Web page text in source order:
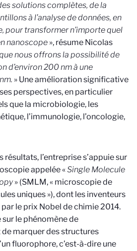
solutions complètes, de la
à l’analyse de données, en
pour transformer n’importe quel
nanoscope », résume Nicolas
nous offrons la possibilité de
d’environ 200 nm à une
» Une amélioration significative
perspectives, en particulier
que la microbiologie, les
l’immunologie, l’oncologie,
résultats, l’entreprise s’appuie sur
appelée «Single Molecule
» (SMLM, « microscopie de
uniques »), dont les inventeurs
le prix Nobel de chimie 2014.
sur le phénomène de
de marquer des structures
fluorophore, c’est-à-dire une